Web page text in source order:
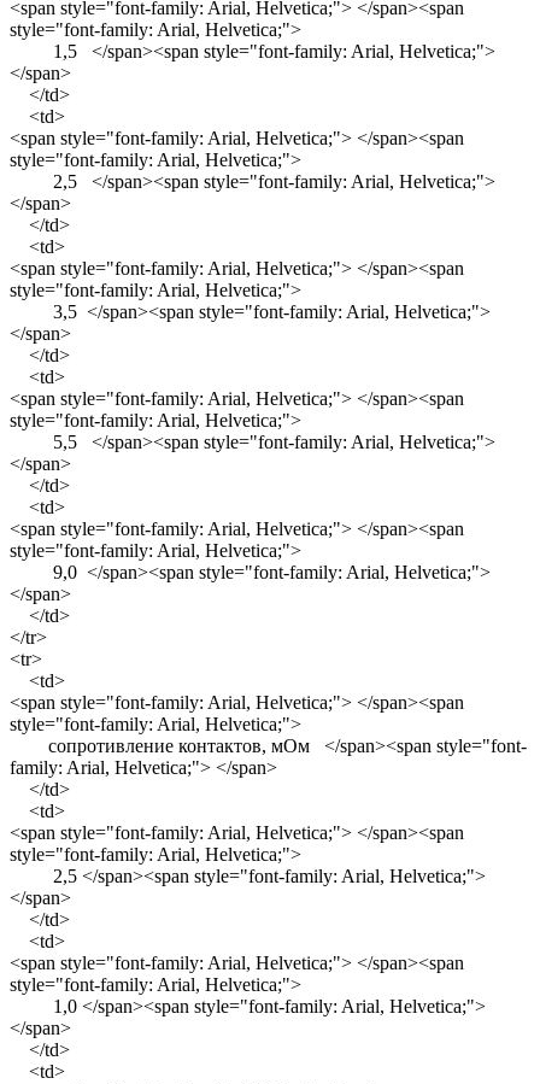
<span style="font-family: Arial, Helvetica;"> </span><span
style="font-family: Arial, Helvetica;">
1,5 </span><span style="font-family: Arial, Helvetica;">
</span>
</td>
<td>
<span style="font-family: Arial, Helvetica;"> </span><span
style="font-family: Arial, Helvetica;">
2,5 </span><span style="font-family: Arial, Helvetica;">
</span>
</td>
<td>
<span style="font-family: Arial, Helvetica;"> </span><span
style="font-family: Arial, Helvetica;">
3,5 </span><span style="font-family: Arial, Helvetica;">
</span>
</td>
<td>
<span style="font-family: Arial, Helvetica;"> </span><span
style="font-family: Arial, Helvetica;">
5,5 </span><span style="font-family: Arial, Helvetica;">
</span>
</td>
<td>
<span style="font-family: Arial, Helvetica;"> </span><span
style="font-family: Arial, Helvetica;">
9,0 </span><span style="font-family: Arial, Helvetica;">
</span>
</td>
</tr>
<tr>
<td>
<span style="font-family: Arial, Helvetica;"> </span><span
style="font-family: Arial, Helvetica;">
сопротивление контактов, мОм </span><span style="font-
family: Arial, Helvetica;"> </span>
</td>
<td>
<span style="font-family: Arial, Helvetica;"> </span><span
style="font-family: Arial, Helvetica;">
2,5 </span><span style="font-family: Arial, Helvetica;">
</span>
</td>
<td>
<span style="font-family: Arial, Helvetica;"> </span><span
style="font-family: Arial, Helvetica;">
1,0 </span><span style="font-family: Arial, Helvetica;">
</span>
</td>
<td>